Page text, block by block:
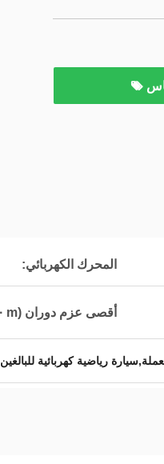
المحرك الكهربائي:
أقصى عزم دوران (N · m):